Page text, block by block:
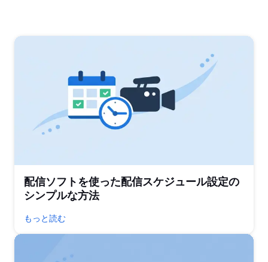
配信ソフトを使った配信スケジュール設定の
シンプルな方法
もっと読む